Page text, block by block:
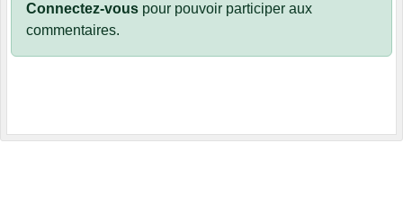
Connectez-vous pour pouvoir participer aux
commentaires.